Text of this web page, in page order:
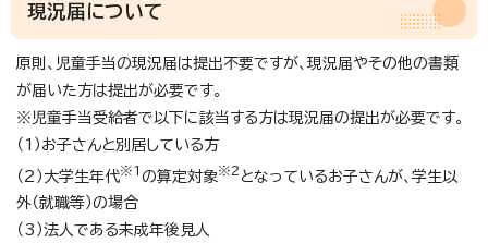
現況届について
原則、児童手当の現況届は提出不要ですが、現況届やその他の書類
が届いた方は提出が必要です。
※児童手当受給者で以下に該当する方は現況届の提出が必要です。
（1）お子さんと別居している方
（2）大学生年代※1 の算定対象※2 となっているお子さんが、学生以
外（就職等）の場合
（3）法人である未成年後見人